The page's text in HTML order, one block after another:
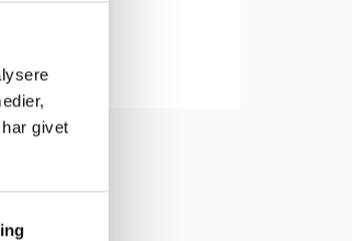
givet